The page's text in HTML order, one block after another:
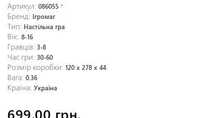
Артикул: 086055 *
Бренд: Ігромаг
Тип: Настільна гра
Вік: 8-16
Гравців: 3-8
Час гри: 30-60
Розмір коробки: 120 x 278 x 44
Вага: 0.36
Країна: Україна
699,00 грн.